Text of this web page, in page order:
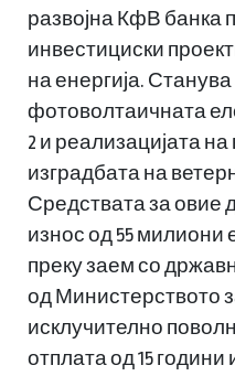
развојна КфВ банка
инвестициски
на енергија.
фотоволтаичната
2 и реализацијата
изградбата на
Средствата за овие
износ од 55 милиони
преку заем со
од Министерството
исклучително
отплата од 15 години